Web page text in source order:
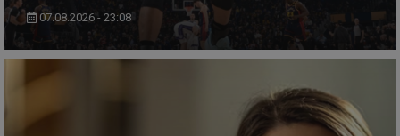
07.08.2026 - 23:08